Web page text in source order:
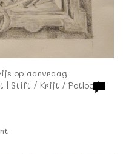
op aanvraag
| Stift / Krijt / Potlood